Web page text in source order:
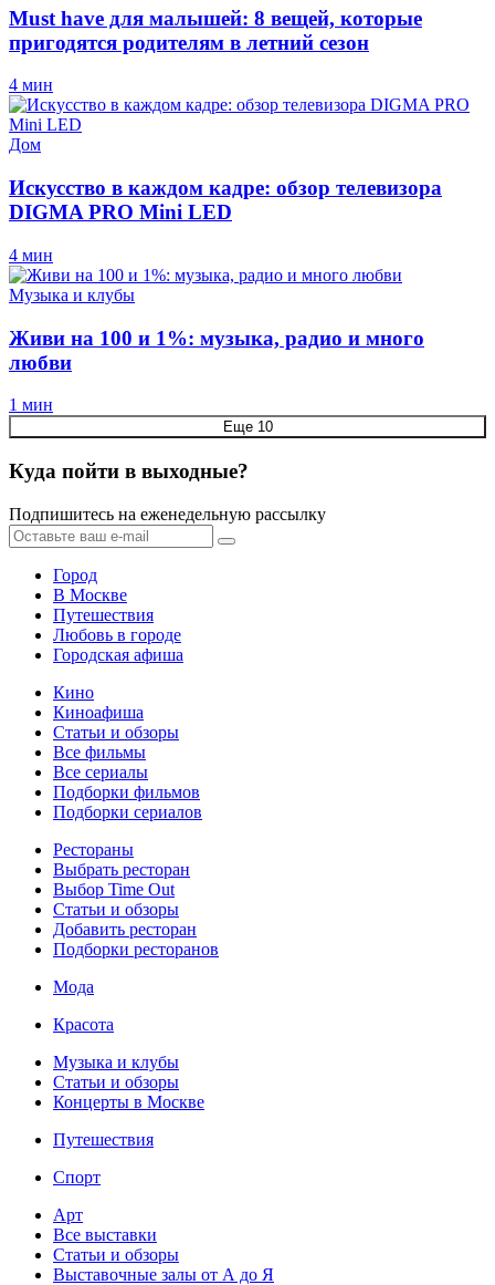
Must have для малышей: 8 вещей, которые
пригодятся родителям в летний сезон
4 мин
Дом
Искусство в каждом кадре: обзор телевизора
DIGMA PRO Mini LED
4 мин
Музыка и клубы
Живи на 100 и 1%: музыка, радио и много
любви
1 мин
Еще 10
Куда пойти в выходные?
Подпишитесь на еженедельную рассылку
Город
В Москве
Путешествия
Любовь в городе
Городская афиша
Кино
Киноафиша
Статьи и обзоры
Все фильмы
Все сериалы
Подборки фильмов
Подборки сериалов
Рестораны
Выбрать ресторан
Выбор Time Out
Статьи и обзоры
Добавить ресторан
Подборки ресторанов
Мода
Красота
Музыка и клубы
Статьи и обзоры
Концерты в Москве
Путешествия
Спорт
Арт
Все выставки
Статьи и обзоры
Выставочные залы от А до Я